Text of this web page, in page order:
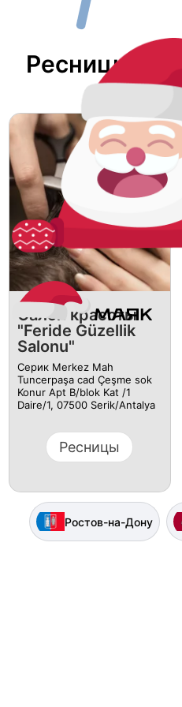
Ресницы В
Салон красоты
"Feride Güzellik
Salonu"
Серик Merkez Mah
Tuncerpaşa cad Çeşme sok
Konur Apt B/blok Kat /1
Daire/1, 07500 Serik/Antalya
Ресницы
Ростов-на-Дону